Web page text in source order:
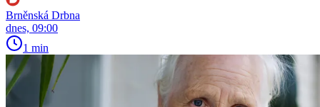
Brněnská Drbna
dnes, 09:00
1 min